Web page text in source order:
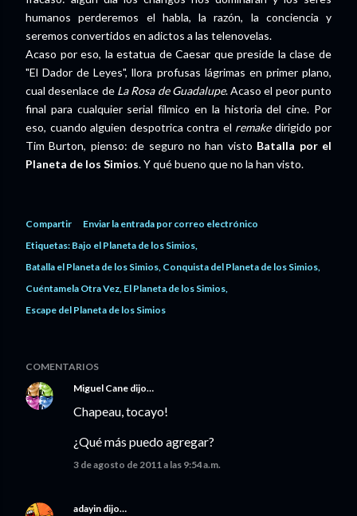
humanos perderemos el habla, la razón, la conciencia y
seremos convertidos en adictos a las telenovelas.
Acaso por eso, la estatua de Caesar que preside la clase de
"El Dador de Leyes", llora profusas lágrimas en primer plano,
cual desenlace de La Rosa de Guadalupe. Acaso el peor punto
final para cualquier serial fílmico en la historia del cine. Por
eso, cuando alguien despotrica contra el remakedirigido por
Tim Burton, pienso: de seguro no han visto Batalla por el
Planeta de los Simios. Y qué bueno que no la han visto.
Compartir
Enviar la entrada por correo electrónico
Etiquetas: Bajo el Planeta de los Simios
Batalla el Planeta de los Simios Conquista del Planeta de los Simios
Cuéntamela Otra Vez El Planeta de los Simios
Escape del Planeta de los Simios
COMENTARIOS
Miguel Cane dijo…
Chapeau, tocayo!
¿Qué más puedo agregar?
3 de agosto de 2011 a las 9:54 a.m.
adayin dijo…